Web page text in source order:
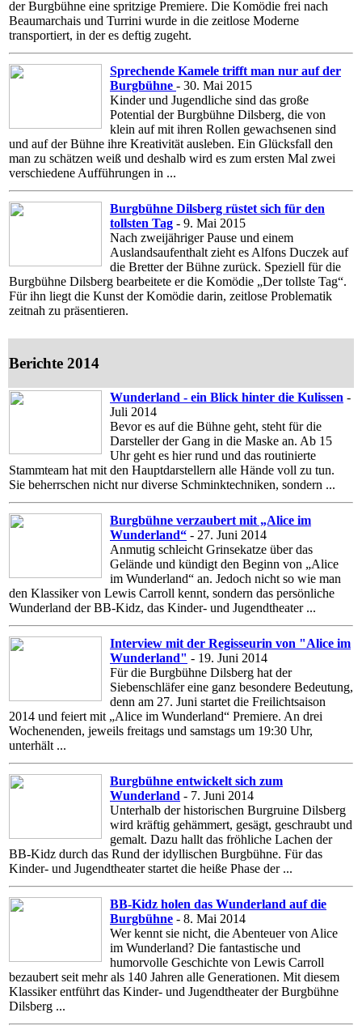
der Burgbühne eine spritzige Premiere. Die Komödie frei nach
Beaumarchais und Turrini wurde in die zeitlose Moderne
transportiert, in der es deftig zugeht.
Sprechende Kamele trifft man nur auf der
Burgbühne - 30. Mai 2015
Kinder und Jugendliche sind das große
Potential der Burgbühne Dilsberg, die von
klein auf mit ihren Rollen gewachsenen sind
und auf der Bühne ihre Kreativität ausleben. Ein Glücksfall den
man zu schätzen weiß und deshalb wird es zum ersten Mal zwei
verschiedene Aufführungen in ...
Burgbühne Dilsberg rüstet sich für den
tollsten Tag - 9. Mai 2015
Nach zweijähriger Pause und einem
Auslandsaufenthalt zieht es Alfons Duczek auf
die Bretter der Bühne zurück. Speziell für die
Burgbühne Dilsberg bearbeitete er die Komödie „Der tollste Tag“.
Für ihn liegt die Kunst der Komödie darin, zeitlose Problematik
zeitnah zu präsentieren.
Berichte 2014
Wunderland - ein Blick hinter die Kulissen -
Juli 2014
Bevor es auf die Bühne geht, steht für die
Darsteller der Gang in die Maske an. Ab 15
Uhr geht es hier rund und das routinierte
Stammteam hat mit den Hauptdarstellern alle Hände voll zu tun.
Sie beherrschen nicht nur diverse Schminktechniken, sondern ...
Burgbühne verzaubert mit „Alice im
Wunderland“ - 27. Juni 2014
Anmutig schleicht Grinsekatze über das
Gelände und kündigt den Beginn von „Alice
im Wunderland“ an. Jedoch nicht so wie man
den Klassiker von Lewis Carroll kennt, sondern das persönliche
Wunderland der BB-Kidz, das Kinder- und Jugendtheater ...
Interview mit der Regisseurin von "Alice im
Wunderland" - 19. Juni 2014
Für die Burgbühne Dilsberg hat der
Siebenschläfer eine ganz besondere Bedeutung,
denn am 27. Juni startet die Freilichtsaison
2014 und feiert mit „Alice im Wunderland“ Premiere. An drei
Wochenenden, jeweils freitags und samstags um 19:30 Uhr,
unterhält ...
Burgbühne entwickelt sich zum
Wunderland - 7. Juni 2014
Unterhalb der historischen Burgruine Dilsberg
wird kräftig gehämmert, gesägt, geschraubt und
gemalt. Dazu hallt das fröhliche Lachen der
BB-Kidz durch das Rund der idyllischen Burgbühne. Für das
Kinder- und Jugendtheater startet die heiße Phase der ...
BB-Kidz holen das Wunderland auf die
Burgbühne - 8. Mai 2014
Wer kennt sie nicht, die Abenteuer von Alice
im Wunderland? Die fantastische und
humorvolle Geschichte von Lewis Carroll
bezaubert seit mehr als 140 Jahren alle Generationen. Mit diesem
Klassiker entführt das Kinder- und Jugendtheater der Burgbühne
Dilsberg ...